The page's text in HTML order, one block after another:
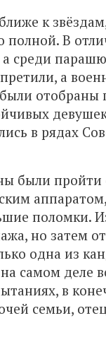
к
полной. В
а среди
а
отобраны
в рядах
были пройти
поломки.
но затем
одна из
самом деле
в
семьи,